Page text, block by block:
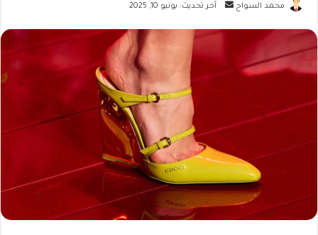
محمد السواح
أرسل
إلكترونيا
آخر تحديث: يونيو 10, 2025